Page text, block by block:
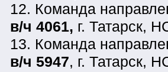
12. Команда
в/ч 4061, г. Татарск,
13. Команда
в/ч 5947, г. Татарск,